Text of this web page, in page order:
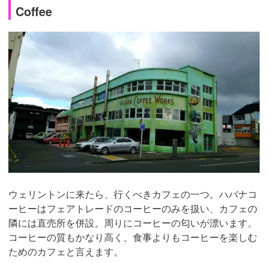
Coffee
ウェリントンに来たら、行くべきカフェの一つ。ハバナコ
ーヒーはフェアトレードのコーヒーのみを扱い、カフェの
隣には直売所を併設。周りにコーヒーの匂いが漂います。
コーヒーの質もかなり高く、食事よりもコーヒーを楽しむ
ためのカフェと言えます。